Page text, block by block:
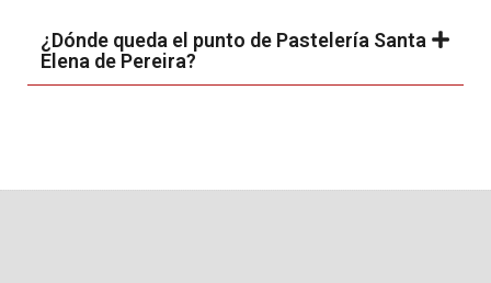
¿Dónde queda el punto de Pastelería Santa
Elena de Pereira?